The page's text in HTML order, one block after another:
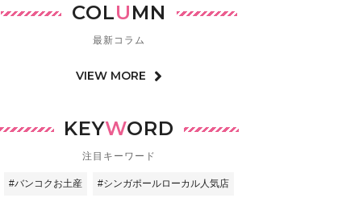
COLUMN
最新コラム
VIEW MORE
KEYWORD
注目キーワード
#バンコクお土産 #シンガポールローカル人気店